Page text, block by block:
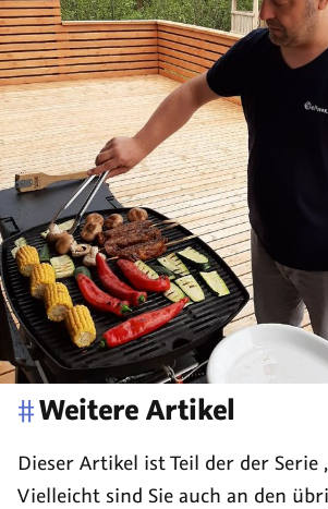
#Weitere Artikel
Serie
Dieser Artikel ist Teil der der Serie
Vielleicht sind Sie auch an den